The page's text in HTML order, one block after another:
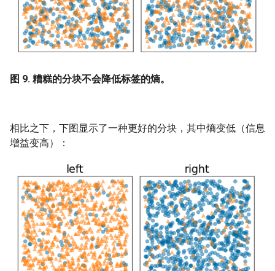
图 9. 糟糕的分块不会降低标签的熵。
相比之下，下图显示了一种更好的分块，其中熵变低（信息
增益变高）：